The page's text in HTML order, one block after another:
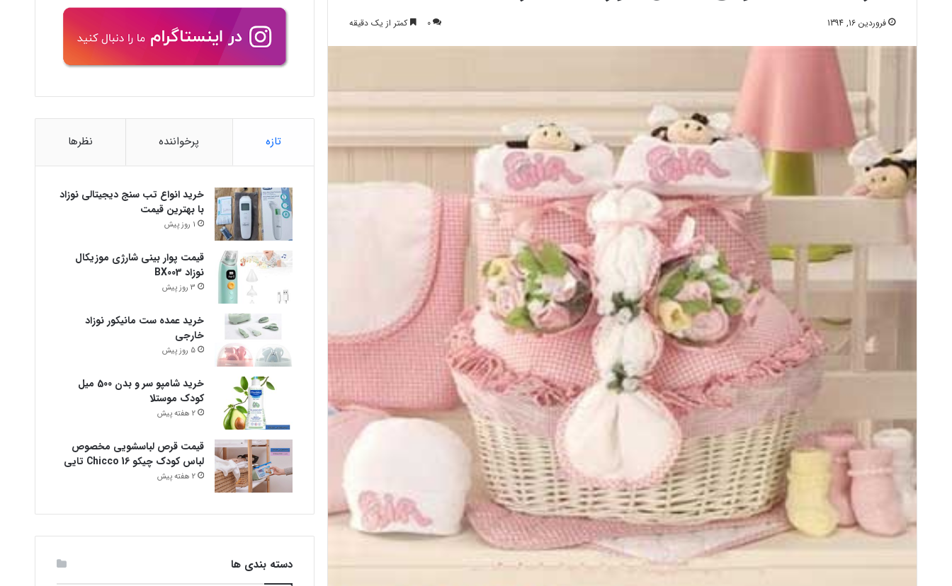
فروردین 16, 1394 0 کمتر از یک دقیقه
تازه پرخواننده نظرها
خرید انواع تب سنج دیجیتالی نوزاد
با بهترین قیمت
1 روز پیش
قیمت پوار بینی شارژی موزیکال
نوزاد BX003
3 روز پیش
خرید عمده ست مانیکور نوزاد
خارجی
5 روز پیش
خرید شامپو سر و بدن 500 میل
کودک موستلا
2 هفته پیش
قیمت قرص لباسشویی مخصوص
لباس کودک چیکو Chicco 16 تایی
2 هفته پیش
دسته بندی ها